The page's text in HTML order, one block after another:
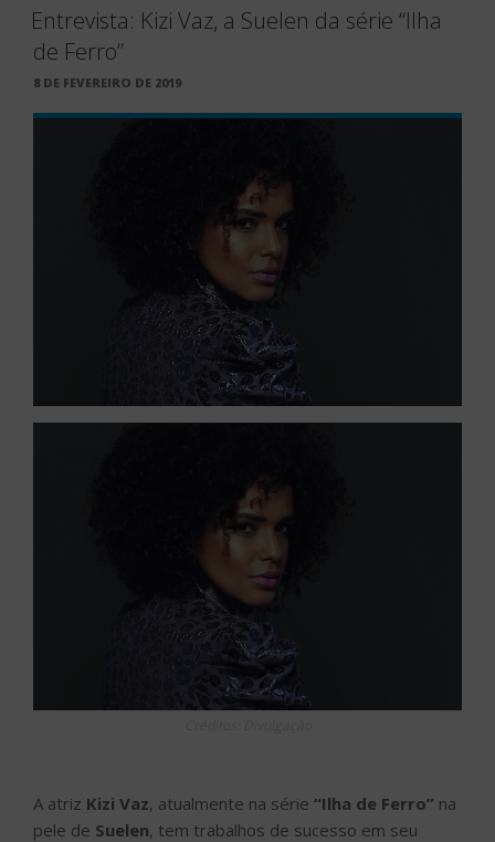
Entrevista: Kizi Vaz, a Suelen da série “Ilha
de Ferro”
PUBLICADO
8 DE FEVEREIRO DE 2019
A atriz Kizi Vaz, atualmente na série “Ilha de Ferro” na
pele de Suelen, tem trabalhos de sucesso em seu